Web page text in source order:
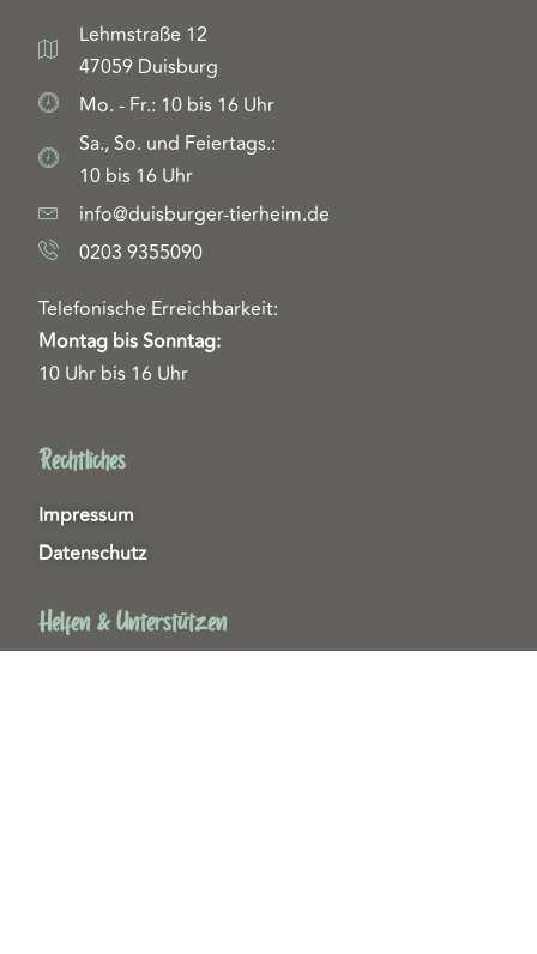
Lehmstraße 12
47059 Duisburg
Mo. - Fr.: 10 bis 16 Uhr
Sa., So. und Feiertags.:
10 bis 16 Uhr
info@duisburger-tierheim.de
0203 9355090
Telefonische Erreichbarkeit:
Montag bis Sonntag:
10 Uhr bis 16 Uhr
Rechtliches
Impressum
Datenschutz
Helfen & Unterstützen